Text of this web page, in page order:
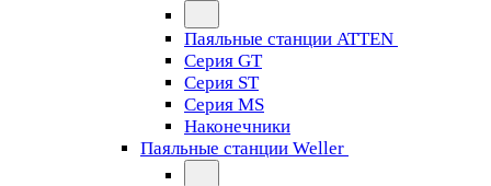
Паяльные станции ATTEN
Серия GT
Серия ST
Серия MS
Наконечники
Паяльные станции Weller